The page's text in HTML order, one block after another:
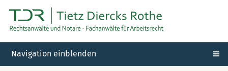
Navigation einblenden